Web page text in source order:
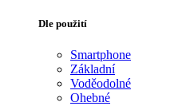
Dle použití
Smartphone
Základní
Voděodolné
Ohebné